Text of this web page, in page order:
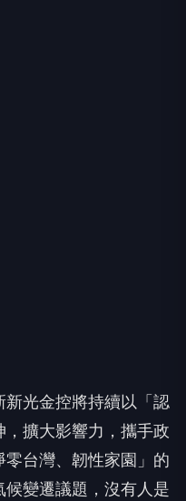
光金控將持續以「認
擴大影響力，攜手政
台灣、韌性家園」的
變遷議題，沒有人是